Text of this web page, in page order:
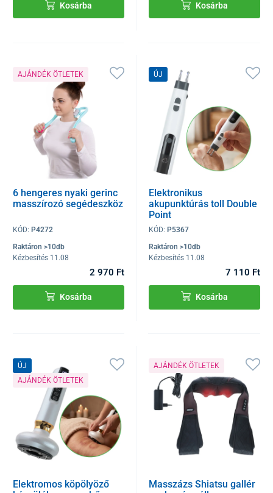
Kosárba Kosárba
AJÁNDÉK ÖTLETEK
6 hengeres nyaki gerinc
masszírozó segédeszköz
KÓD: P4272
Raktáron >10db
Kézbesítés 11.08
2 970 Ft
Kosárba
ÚJ
Elektronikus
akupunktúrás toll Double
Point
KÓD:P5367
Raktáron >10db
Kézbesítés 11.08
7 110 Ft
Kosárba
ÚJ
AJÁNDÉK ÖTLETEK
Elektromos köpölyöző
AJÁNDÉK ÖTLETEK
Masszázs Shiatsu gallér